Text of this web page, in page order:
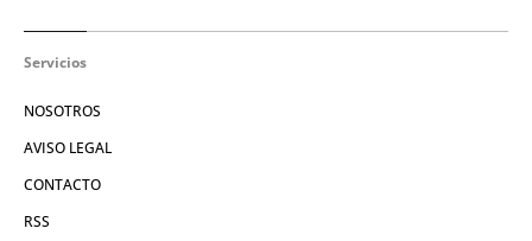
Servicios
NOSOTROS
AVISO LEGAL
CONTACTO
RSS